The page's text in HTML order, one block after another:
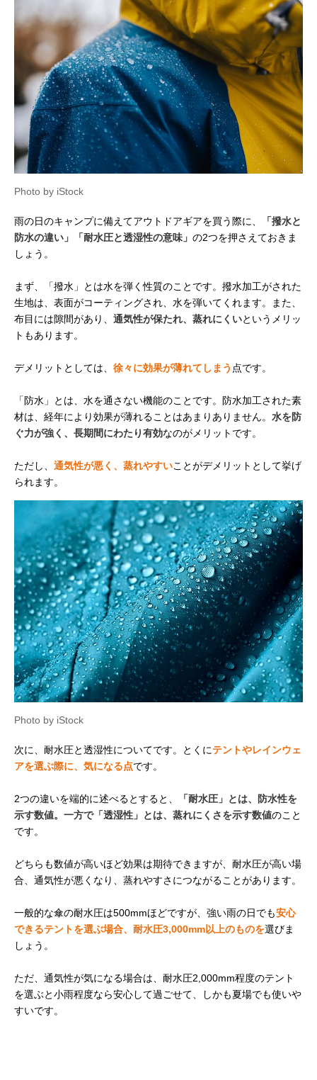
Photo by iStock
雨の日のキャンプに備えてアウトドアギアを買う際に、
「撥水と
防水の違い」「耐水圧と透湿性の意味」 の2つを押さえておきま
しょう。
まず、「撥水」とは水を弾く性質のことです。撥水加工がされた
生地は、表面がコーティングされ、水を弾いてくれます。また、
布目には隙間があり、 通気性が保たれ、蒸れにくいというメリッ
トもあります。
デメリットとしては、 徐々に効果が薄れてしまう 点です。
「防水」とは、水を通さない機能のことです。防水加工された素
材は、経年により効果が薄れることはあまりありません。 水を防
ぐ力が強く、長期間にわたり有効なのがメリットです。
ただし、 通気性が悪く、蒸れやすいことがデメリットとして挙げ
られます。
Photo by iStock
次に、耐水圧と透湿性についてです。とくにテントやレインウェ
アを選ぶ際に、気になる点です。
2つの違いを端的に述べるとすると、
「耐水圧」とは、防水性を
示す数値。一方で「透湿性」とは、蒸れにくさを示す数値のこと
です。
どちらも数値が高いほど効果は期待できますが、耐水圧が高い場
合、通気性が悪くなり、蒸れやすさにつながることがあります。
一般的な傘の耐水圧は500mmほどですが、強い雨の日でも安心
できるテントを選ぶ場合、耐水圧3,000mm以上のものを選びま
しょう。
ただ、通気性が気になる場合は、耐水圧2,000mm程度のテント
を選ぶと小雨程度なら安心して過ごせて、しかも夏場でも使いや
すいです。